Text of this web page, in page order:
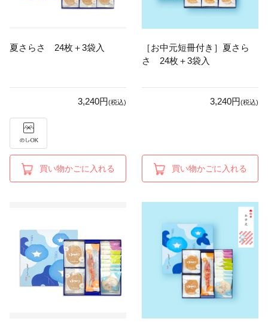
夏さらさ 24枚＋3袋入
3,240円(税込)
買い物かごに入れる
［お中元短冊付き］夏さら
さ 24枚＋3袋入
3,240円(税込)
買い物かごに入れる